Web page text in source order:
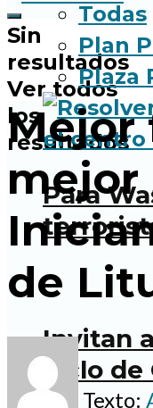
Sin
resultados
Ver todos
los
resultados
Todas
Plan
Plaza
Para
Invitan
ciclo de
Mejor
mejor
de
Texto: